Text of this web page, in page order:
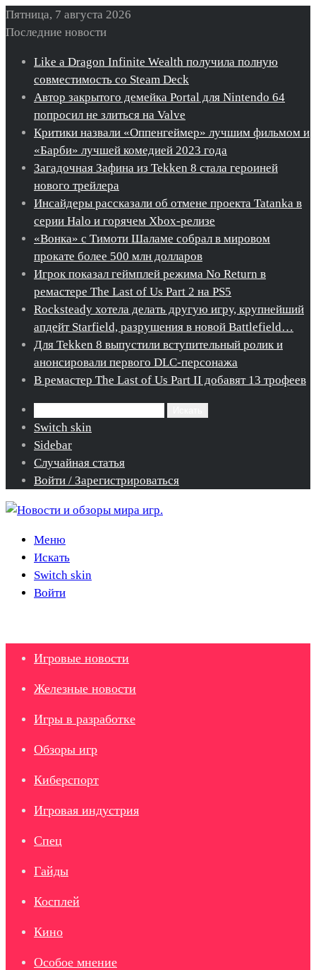
Пятница, 7 августа 2026
Последние новости
Like a Dragon Infinite Wealth получила полную
совместимость со Steam Deck
Автор закрытого демейка Portal для Nintendo 64
попросил не злиться на Valve
Критики назвали «Оппенгеймер» лучшим фильмом и
«Барби» лучшей комедией 2023 года
Загадочная Зафина из Tekken 8 стала героиней
нового трейлера
Инсайдеры рассказали об отмене проекта Tatanka в
серии Halo и горячем Xbox-релизе
«Вонка» с Тимоти Шаламе собрал в мировом
прокате более 500 млн долларов
Игрок показал геймплей режима No Return в
ремастере The Last of Us Part 2 на PS5
Rocksteady хотела делать другую игру, крупнейший
апдейт Starfield, разрушения в новой Battlefield…
Для Tekken 8 выпустили вступительный ролик и
анонсировали первого DLC-персонажа
В ремастер The Last of Us Part II добавят 13 трофеев
Switch skin
Sidebar
Случайная статья
Войти / Зарегистрироваться
Меню
Искать
Switch skin
Войти
Игровые новости
Железные новости
Игры в разработке
Обзоры игр
Киберспорт
Игровая индустрия
Спец
Гайды
Косплей
Кино
Особое мнение